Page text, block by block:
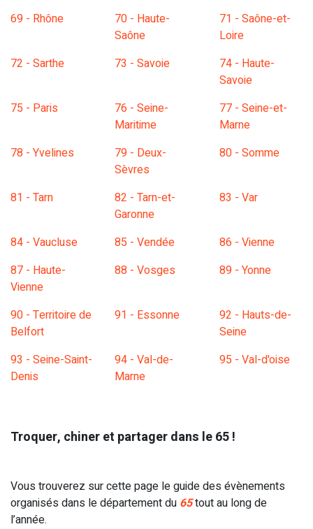
69 - Rhône
70 - Haute-
Saône
71 - Saône-et-
Loire
72 - Sarthe
73 - Savoie
74 - Haute-
Savoie
75 - Paris
76 - Seine-
Maritime
77 - Seine-et-
Marne
78 - Yvelines
79 - Deux-
Sèvres
80 - Somme
81 - Tarn
82 - Tarn-et-
Garonne
83 - Var
84 - Vaucluse 85 - Vendée
86 - Vienne
87 - Haute-
Vienne
88 - Vosges 89 - Yonne
90 - Territoire de
Belfort
91 - Essonne
92 - Hauts-de-
Seine
93 - Seine-Saint-
Denis
94 - Val-de-
Marne
95 - Val-d'oise
Troquer, chiner et partager dans le 65 !
Vous trouverez sur cette page le guide des évènements
organisés dans le département du 65tout au long de
l’année.